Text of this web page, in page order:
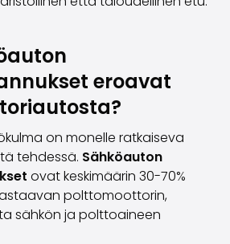
eroavat
on monelle ratkaiseva
tehdessä. Sähköauton
ovat keskimäärin 30-70%
polttomoottorin,
sähkön ja polttoaineen